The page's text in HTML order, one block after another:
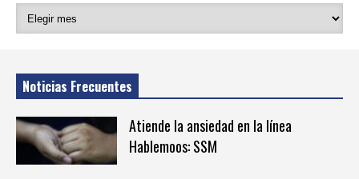
Noticias Frecuentes
Atiende la ansiedad en la línea
Hablemoos: SSM